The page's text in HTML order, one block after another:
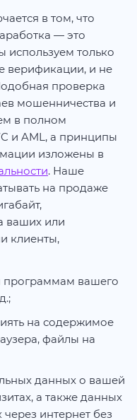
в том, что
— это
только
верификации, и не
проверка
мошенничества и
в полном
и AML, а принципы
изложены в
. Наше
на продаже
ваших или
клиенты,
программам вашего
на содержимое
файлы на
данных о вашей
а также данных
интернет без